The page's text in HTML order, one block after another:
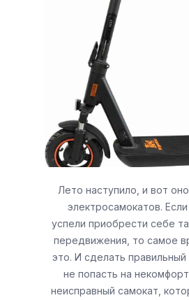
Лето наступило, и вот
электросамокатов.
успели приобрести себе
передвижения, то самое
это. И сделать
не попасть на
неисправный самокат,